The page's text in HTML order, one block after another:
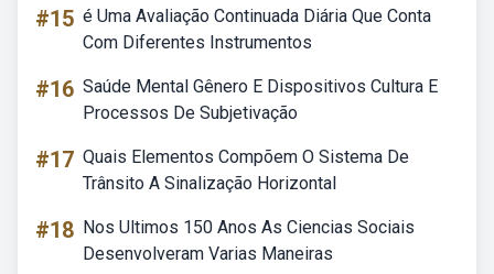
#15 é Uma Avaliação Continuada Diária Que Conta
Com Diferentes Instrumentos
#16 Saúde Mental Gênero E Dispositivos Cultura E
Processos De Subjetivação
#17 Quais Elementos Compõem O Sistema De
Trânsito A Sinalização Horizontal
#18 Nos Ultimos 150 Anos As Ciencias Sociais
Desenvolveram Varias Maneiras